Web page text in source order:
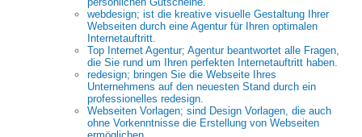
webdesign; ist die kreative visuelle Gestaltung Ihrer
Webseiten durch eine Agentur für Ihren optimalen
Internetauftritt.
Top Internet Agentur; Agentur beantwortet alle Fragen,
die Sie rund um Ihren perfekten Internetauftritt haben.
redesign; bringen Sie die Webseite Ihres
Unternehmens auf den neuesten Stand durch ein
professionelles redesign.
Webseiten Vorlagen; sind Design Vorlagen, die auch
ohne Vorkenntnisse die Erstellung von Webseiten